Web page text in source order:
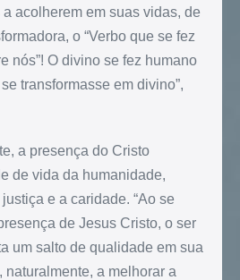
acolherem em suas vidas, de
o “Verbo que se fez
nós”! O divino se fez humano
transformasse em divino”,
a presença do Cristo
de vida da humanidade,
e a caridade. “Ao se
de Jesus Cristo, o ser
um salto de qualidade em sua
a melhorar a